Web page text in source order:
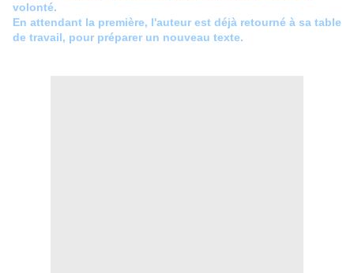
volonté.
En attendant la première, l'auteur est déjà retourné à sa table
de travail, pour préparer un nouveau texte.